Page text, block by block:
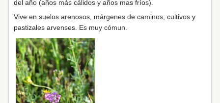
del año (años más cálidos y años mas fríos).
Vive en suelos arenosos, márgenes de caminos, cultivos y
pastizales arvenses. Es muy cómun.